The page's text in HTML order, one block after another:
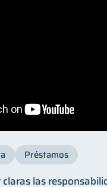
Préstamos
las